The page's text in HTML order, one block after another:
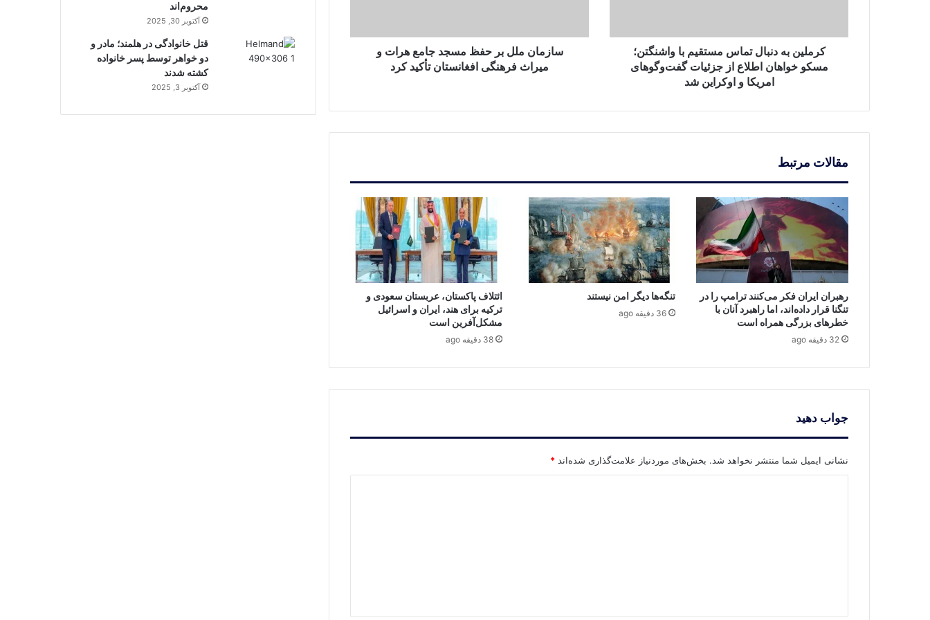
خواهان
اوکراین
کرملین به دنبال تماس مستقیم با واشنگتن؛
مسکو خواهان اطلاع از جزئیات گفت‌وگوهای
امریکا و اوکراین شد
میراث
فرهنگیسازمان ملل بر حفظ مسجد جامع هرات و
میراث فرهنگی افغانستان تأکید کرد
مقالات مرتبط
رهبران ایران فکر می‌کنند ترامپ را در
تنگنا قرار داده‌اند، اما راهبرد آنان با
خطرهای بزرگی همراه است
32 دقیقه ago
تنگه‌ها دیگر امن نیستند
36 دقیقه ago
ائتلاف پاکستان، عربستان سعودی و
ترکیه برای هند، ایران و اسرائیل
مشکل‌آفرین است
38 دقیقه ago
جواب دهید
نشانی ایمیل شما منتشر نخواهد شد. بخش‌های موردنیاز علامت‌گذاری شده‌اند *
محروم‌اند
آکتوبر 30, 2025
قتل خانوادگی در هلمند؛ مادر و
دو خواهر توسط پسر خانواده
کشته شدند
آکتوبر 3, 2025